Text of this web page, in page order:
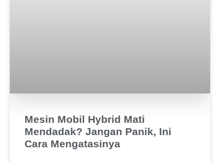
Mesin Mobil Hybrid Mati
Mendadak? Jangan Panik, Ini
Cara Mengatasinya